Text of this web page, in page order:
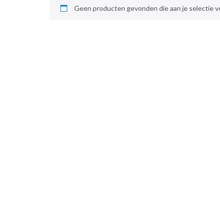
Geen producten gevonden die aan je selectie